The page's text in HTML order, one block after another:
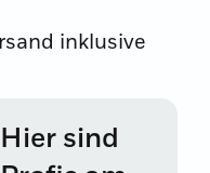
inklusive
Hier sind